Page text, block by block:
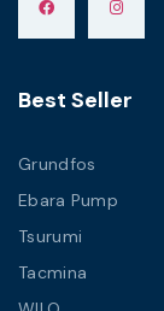
Best Seller
Grundfos
Ebara Pump
Tsurumi
Tacmina